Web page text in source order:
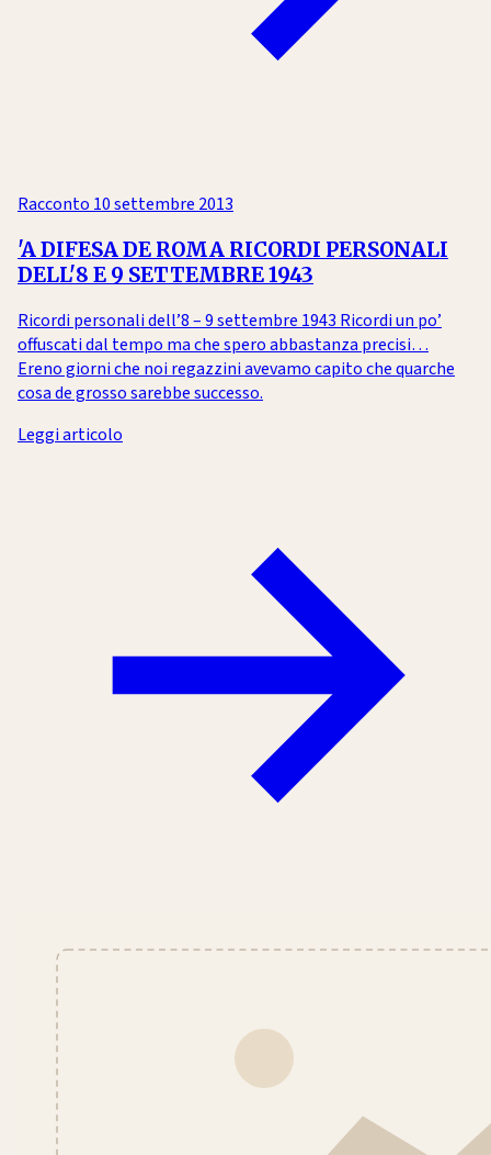
Racconto 10 settembre 2013
'A DIFESA DE ROMA RICORDI PERSONALI
DELL'8 E 9 SETTEMBRE 1943
Ricordi personali dell’8 – 9 settembre 1943 Ricordi un po’
offuscati dal tempo ma che spero abbastanza precisi…
Ereno giorni che noi regazzini avevamo capito che quarche
cosa de grosso sarebbe successo.
Leggi articolo